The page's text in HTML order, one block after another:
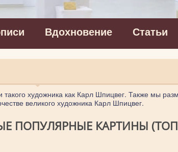
Вдохновение Статьи
художника как Карл Шпицвег. Также мы
великого художника Карл Шпицвег.
ПОПУЛЯРНЫЕ КАРТИНЫ (ТОП